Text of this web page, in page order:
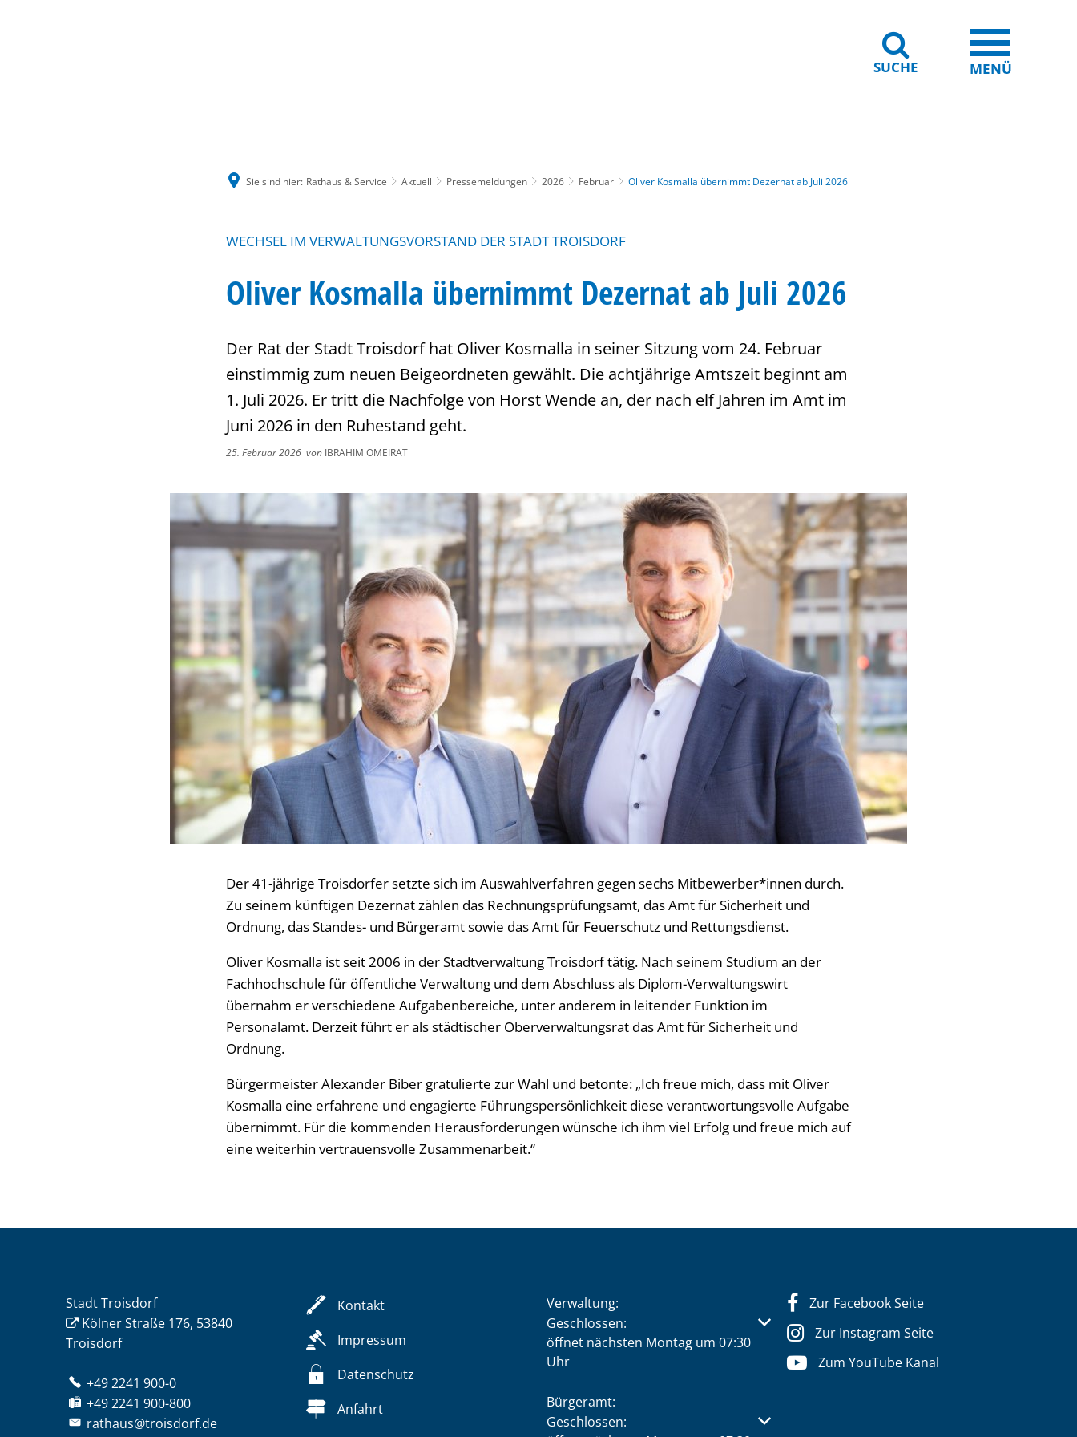
SUCHE MENÜ
Sie sind hier: Rathaus & Service Aktuell Pressemeldungen 2026 Februar Oliver Kosmalla übernimmt Dezernat ab Juli 2026
WECHSEL IM VERWALTUNGSVORSTAND DER STADT TROISDORF
Oliver Kosmalla übernimmt Dezernat ab Juli 2026
Der Rat der Stadt Troisdorf hat Oliver Kosmalla in seiner Sitzung vom 24. Februar
einstimmig zum neuen Beigeordneten gewählt. Die achtjährige Amtszeit beginnt am
1. Juli 2026. Er tritt die Nachfolge von Horst Wende an, der nach elf Jahren im Amt im
Juni 2026 in den Ruhestand geht.
25. Februar 2026 von IBRAHIM OMEIRAT
Der 41-jährige Troisdorfer setzte sich im Auswahlverfahren gegen sechs Mitbewerber*innen durch.
Zu seinem künftigen Dezernat zählen das Rechnungsprüfungsamt, das Amt für Sicherheit und
Ordnung, das Standes- und Bürgeramt sowie das Amt für Feuerschutz und Rettungsdienst.
Oliver Kosmalla ist seit 2006 in der Stadtverwaltung Troisdorf tätig. Nach seinem Studium an der
Fachhochschule für öffentliche Verwaltung und dem Abschluss als Diplom-Verwaltungswirt
übernahm er verschiedene Aufgabenbereiche, unter anderem in leitender Funktion im
Personalamt. Derzeit führt er als städtischer Oberverwaltungsrat das Amt für Sicherheit und
Ordnung.
Bürgermeister Alexander Biber gratulierte zur Wahl und betonte: „Ich freue mich, dass mit Oliver
Kosmalla eine erfahrene und engagierte Führungspersönlichkeit diese verantwortungsvolle Aufgabe
übernimmt. Für die kommenden Herausforderungen wünsche ich ihm viel Erfolg und freue mich auf
eine weiterhin vertrauensvolle Zusammenarbeit.“
Stadt Troisdorf
Kölner Straße 176, 53840
Troisdorf
+49 2241 900-0
+49 2241 900-800
rathaus@troisdorf.de
Kontakt
Impressum
Datenschutz
Anfahrt
Verwaltung:
Klicken, um weitere Öffnungs- oder Schließzeiten auszublenden
Geschlossen:
öffnet nächsten Montag um 07:30
Uhr
Bürgeramt:
Klicken, um weitere Öffnungs- oder Schließzeiten auszublenden
Geschlossen:
Zur Facebook Seite
Zur Instagram Seite
Zum YouTube Kanal